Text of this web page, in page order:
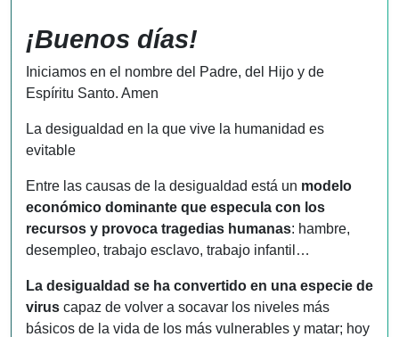
¡Buenos días!
Iniciamos en el nombre del Padre, del Hijo y de
Espíritu Santo. Amen
La desigualdad en la que vive la humanidad es
evitable
Entre las causas de la desigualdad está un modelo
económico dominante que especula con los
recursos y provoca tragedias humanas: hambre,
desempleo, trabajo esclavo, trabajo infantil…
La desigualdad se ha convertido en una especie de
virus capaz de volver a socavar los niveles más
básicos de la vida de los más vulnerables y matar; hoy